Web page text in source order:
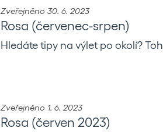
Zveřejněno 30. 6. 2023
Rosa (červenec-srpen)
Hledáte tipy na výlet po okolí?
Zveřejněno 1. 6. 2023
Rosa (červen 2023)